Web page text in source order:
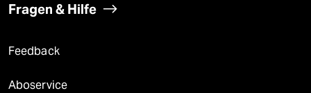
Fragen & Hilfe
Feedback
Aboservice